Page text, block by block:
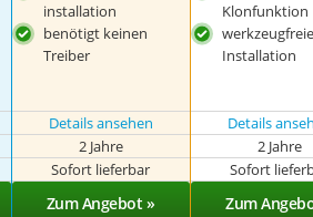
installation
benötigt keinen
Treiber
Klonfunktion
werkzeugfreie
Installation
Details ansehen Details
2 Jahre 2 Jahre
Sofort lieferbar Sofort
Zum Angebot » Zum